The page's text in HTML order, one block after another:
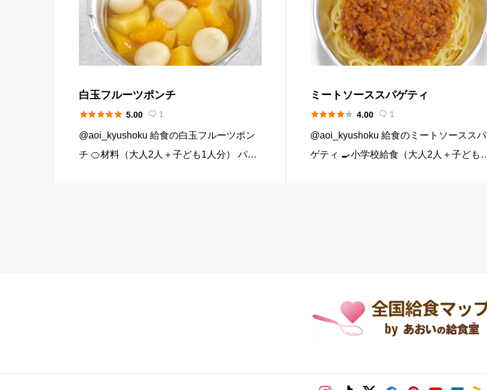
白玉フルーツポンチ
 5.00  1
@aoi_kyushoku 給食の白玉フルーツポン
チ 🍊材料（大人2人＋子ども1人分） パイ
ミートソーススパゲティ
 4.00  1
@aoi_kyushoku 給食のミートソーススパ
ゲティ 🍳小学校給食（大人2人＋子ども1